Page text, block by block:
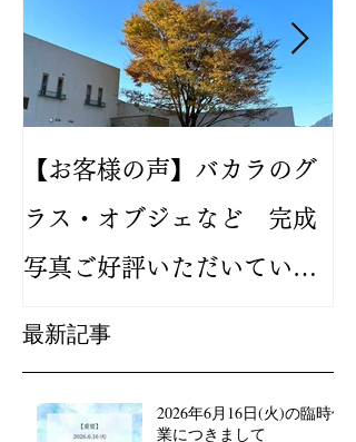
【お客様の声】バカラのグ
ラス・オブジェなど 完成
写真ご好評いただいていま
最新記事
2026年6月16日(火)の臨時休
業につきまして